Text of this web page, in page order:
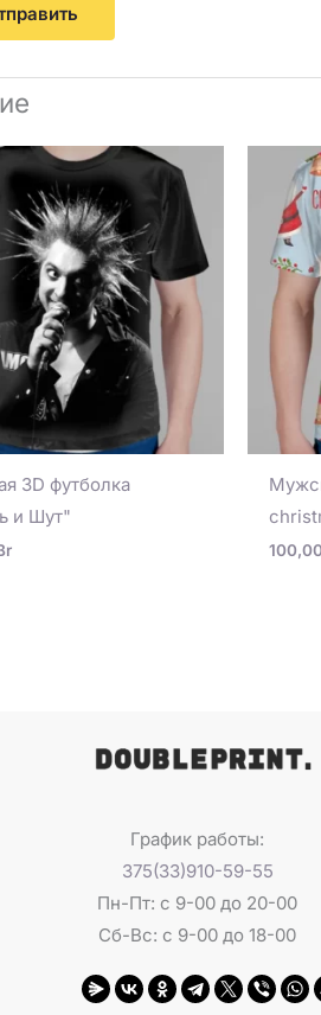
3D футболка
и Шут"
100,00
График работы:
375(33)910-59-55
Пн-Пт: с 9-00 до 20-00
Сб-Вс: с 9-00 до 18-00